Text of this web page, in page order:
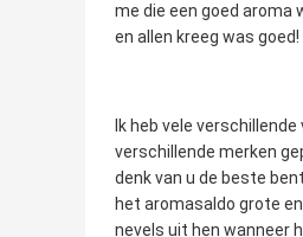
me die een goed aroma
en allen kreeg was goed!
Ik heb vele verschillende
verschillende merken
denk van u de beste
het aromasaldo grote
nevels uit hen wanneer